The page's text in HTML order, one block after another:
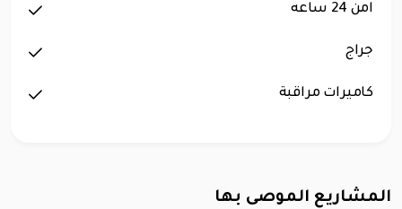
امن 24 ساعه
جراج
كاميرات مراقبة
المشاريع الموصى بها